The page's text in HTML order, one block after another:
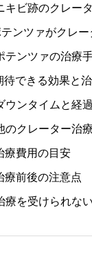
キビ跡のクレー
テンツァがクレ
テンツァの治療
待できる効果と
ウンタイムと経
のクレーター治
療費用の目安
前後の注意点
療を受けられな